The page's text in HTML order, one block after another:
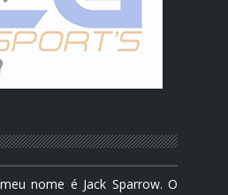
nome é Jack Sparrow. O